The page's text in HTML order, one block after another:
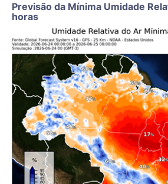
Previsão da Mínima Umidade
horas